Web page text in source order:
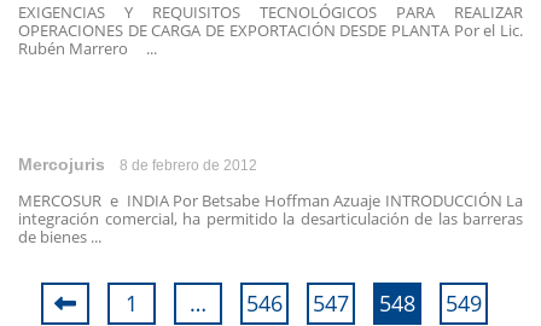
EXIGENCIAS Y REQUISITOS TECNOLÓGICOS PARA REALIZAR
OPERACIONES DE CARGA DE EXPORTACIÓN DESDE PLANTA Por el Lic.
Rubén Marrero ...
Mercojuris 8 de febrero de 2012
MERCOSUR e INDIA Por Betsabe Hoffman Azuaje INTRODUCCIÓN La
integración comercial, ha permitido la desarticulación de las barreras
de bienes ...
1 … 546 547 548
549